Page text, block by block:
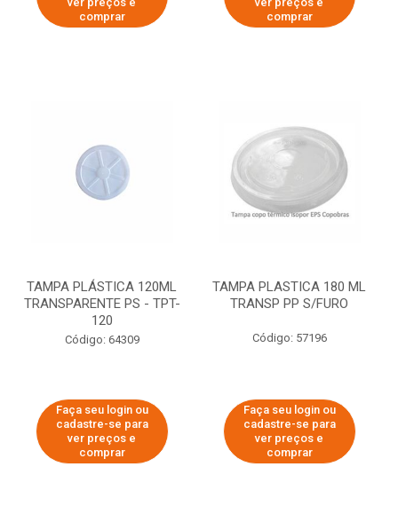
comprar
comprar
TAMPA PLÁSTICA 120ML
TRANSPARENTE PS - TPT-
120
Código: 64309
Faça seu login ou
cadastre-se para
ver preços e
comprar
TAMPA PLASTICA 180 ML
TRANSP PP S/FURO
Código: 57196
Faça seu login ou
cadastre-se para
ver preços e
comprar